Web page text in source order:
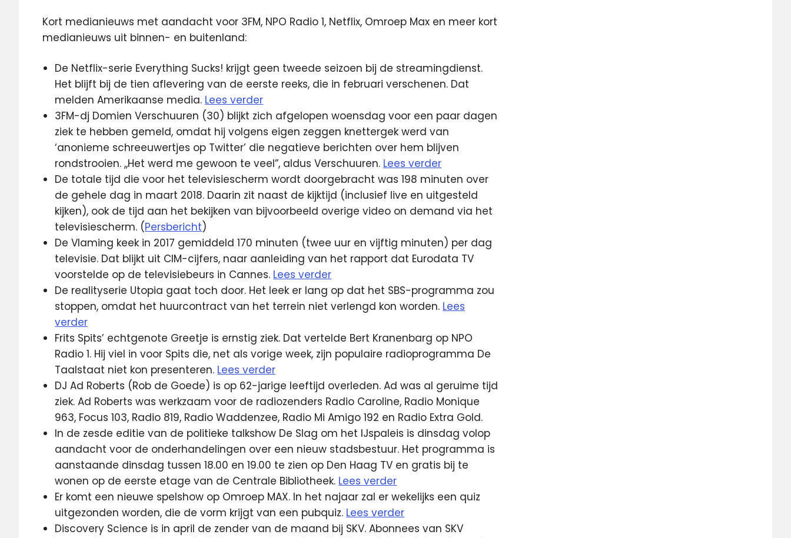
Kort medianieuws met aandacht voor 3FM, NPO Radio 1, Netflix, Omroep Max en meer kort
medianieuws uit binnen- en buitenland:
De Netflix-serie Everything Sucks! krijgt geen tweede seizoen bij de streamingdienst.
Het blijft bij de tien aflevering van de eerste reeks, die in februari verschenen. Dat
melden Amerikaanse media. Lees verder
3FM-dj Domien Verschuuren (30) blijkt zich afgelopen woensdag voor een paar dagen
ziek te hebben gemeld, omdat hij volgens eigen zeggen knettergek werd van
‘anonieme schreeuwertjes op Twitter’ die negatieve berichten over hem blijven
rondstrooien. ,,Het werd me gewoon te veel”, aldus Verschuuren. Lees verder
De totale tijd die voor het televisiescherm wordt doorgebracht was 198 minuten over
de gehele dag in maart 2018. Daarin zit naast de kijktijd (inclusief live en uitgesteld
kijken), ook de tijd aan het bekijken van bijvoorbeeld overige video on demand via het
televisiescherm. (Persbericht)
De Vlaming keek in 2017 gemiddeld 170 minuten (twee uur en vijftig minuten) per dag
televisie. Dat blijkt uit CIM-cijfers, naar aanleiding van het rapport dat Eurodata TV
voorstelde op de televisiebeurs in Cannes. Lees verder
De realityserie Utopia gaat toch door. Het leek er lang op dat het SBS-programma zou
stoppen, omdat het huurcontract van het terrein niet verlengd kon worden. Lees
verder
Frits Spits’ echtgenote Greetje is ernstig ziek. Dat vertelde Bert Kranenbarg op NPO
Radio 1. Hij viel in voor Spits die, net als vorige week, zijn populaire radioprogramma De
Taalstaat niet kon presenteren. Lees verder
DJ Ad Roberts (Rob de Goede) is op 62-jarige leeftijd overleden. Ad was al geruime tijd
ziek. Ad Roberts was werkzaam voor de radiozenders Radio Caroline, Radio Monique
963, Focus 103, Radio 819, Radio Waddenzee, Radio Mi Amigo 192 en Radio Extra Gold.
In de zesde editie van de politieke talkshow De Slag om het IJspaleis is dinsdag volop
aandacht voor de onderhandelingen over een nieuw stadsbestuur. Het programma is
aanstaande dinsdag tussen 18.00 en 19.00 te zien op Den Haag TV en gratis bij te
wonen op de eerste etage van de Centrale Bibliotheek. Lees verder
Er komt een nieuwe spelshow op Omroep MAX. In het najaar zal er wekelijks een quiz
uitgezonden worden, die de vorm krijgt van een pubquiz. Lees verder
Discovery Science is in april de zender van de maand bij SKV. Abonnees van SKV